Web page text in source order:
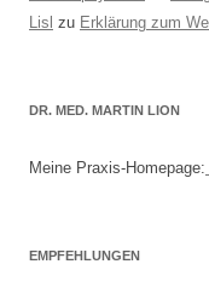
Lisl zu Erklärung zum
DR. MED. MARTIN LION
Meine Praxis-Homepage:
EMPFEHLUNGEN